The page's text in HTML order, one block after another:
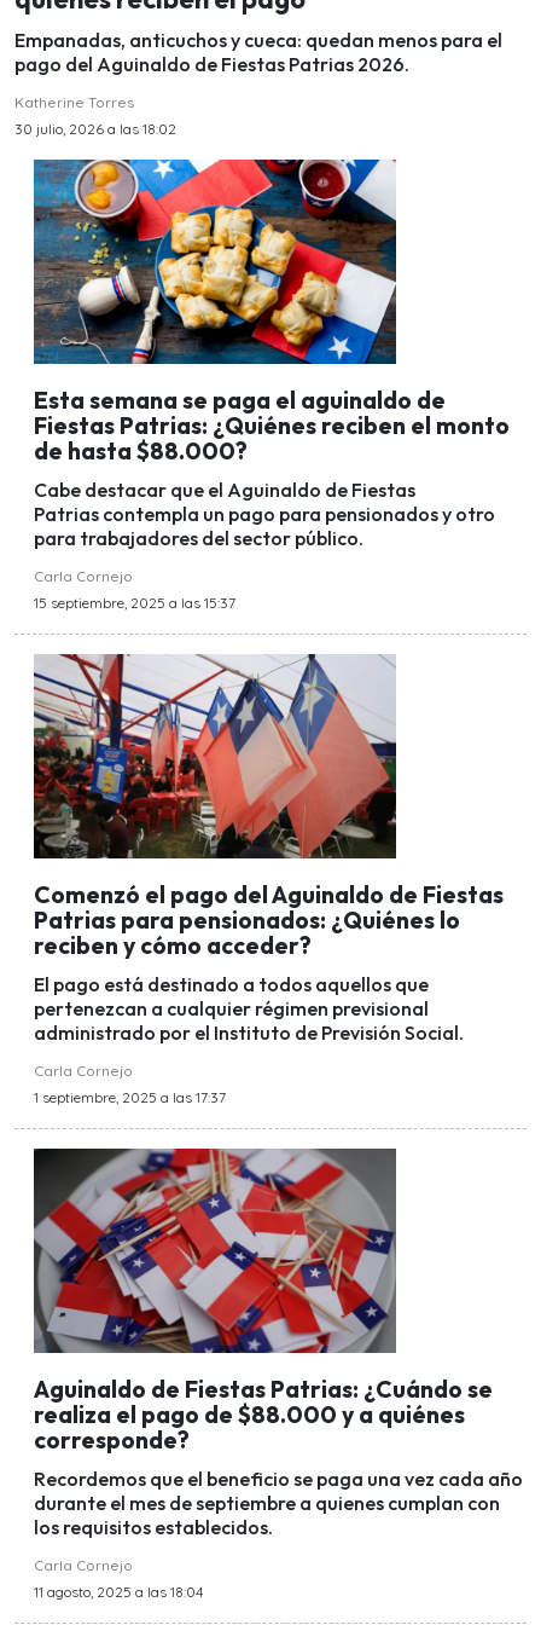
Empanadas, anticuchos y cueca: quedan menos para el
pago del Aguinaldo de Fiestas Patrias 2026.
Katherine Torres
30 julio, 2026 a las 18:02
Esta semana se paga el aguinaldo de
Fiestas Patrias: ¿Quiénes reciben el monto
de hasta $88.000?
Cabe destacar que el Aguinaldo de Fiestas
Patrias contempla un pago para pensionados y otro
para trabajadores del sector público.
Carla Cornejo
15 septiembre, 2025 a las 15:37
Comenzó el pago del Aguinaldo de Fiestas
Patrias para pensionados: ¿Quiénes lo
reciben y cómo acceder?
El pago está destinado a todos aquellos que
pertenezcan a cualquier régimen previsional
administrado por el Instituto de Previsión Social.
Carla Cornejo
1 septiembre, 2025 a las 17:37
Aguinaldo de Fiestas Patrias: ¿Cuándo se
realiza el pago de $88.000 y a quiénes
corresponde?
Recordemos que el beneficio se paga una vez cada año
durante el mes de septiembre a quienes cumplan con
los requisitos establecidos.
Carla Cornejo
11 agosto, 2025 a las 18:04